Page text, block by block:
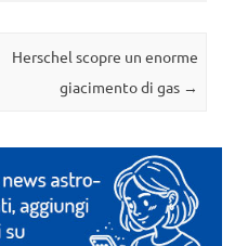
Herschel scopre un enorme
giacimento di gas →